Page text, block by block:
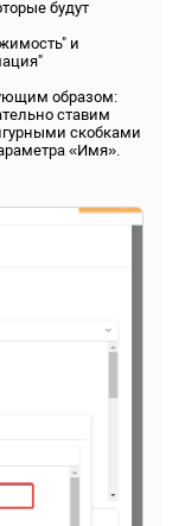
будут
и
образом:
ставим
скобками
«Имя».